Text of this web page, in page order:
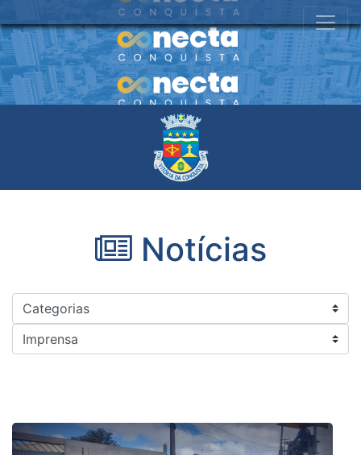
Notícias